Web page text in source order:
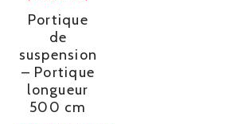
Portique
de
suspension
– Portique
longueur
500 cm